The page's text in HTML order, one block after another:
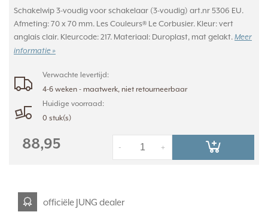
Schakelwip 3-voudig voor schakelaar (3-voudig) art.nr 5306 EU.
Afmeting: 70 x 70 mm. Les Couleurs® Le Corbusier. Kleur: vert
anglais clair. Kleurcode: 217. Materiaal: Duroplast, mat gelakt. Meer
informatie »
Verwachte levertijd:
4-6 weken - maatwerk, niet retourneerbaar
Huidige voorraad:
0 stuk(s)
88,95 +
-
officiële JUNG dealer